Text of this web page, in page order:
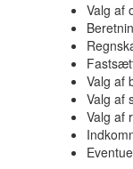
Valg af
Valg af
Valg af
Valg af